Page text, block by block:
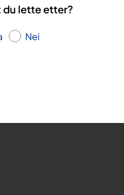
du lette etter?
Nei